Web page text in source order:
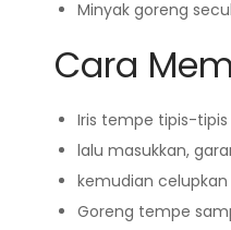
Minyak goreng
Cara
Iris tempe tipis-tipis
lalu masukkan,
kemudian
Goreng tempe